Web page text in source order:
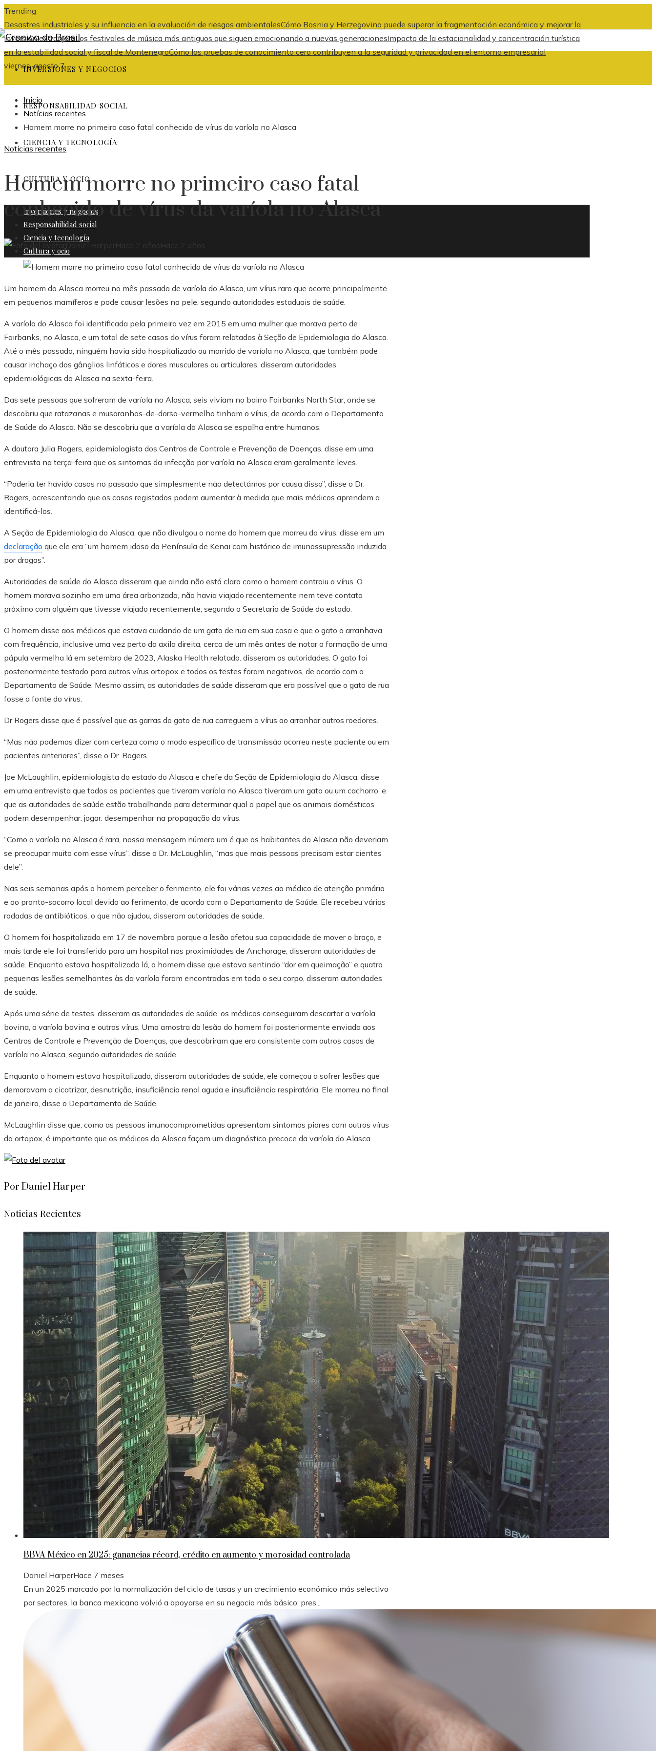
Trending
Desastres industriales y su influencia en la evaluación de riesgos ambientalesCómo Bosnia y Herzegovina puede superar la fragmentación económica y mejorar la
inversión extranjeraLos festivales de música más antiguos que siguen emocionando a nuevas generacionesImpacto de la estacionalidad y concentración turística
en la estabilidad social y fiscal de MontenegroCómo las pruebas de conocimiento cero contribuyen a la seguridad y privacidad en el entorno empresarial
viernes, agosto 7
INVERSIONES Y NEGOCIOS
RESPONSABILIDAD SOCIAL
CIENCIA Y TECNOLOGÍA
CULTURA Y OCIO
Inversiones y negocios
Responsabilidad social
Ciencia y tecnología
Cultura y ocio
Inicio
Notícias recentes
Homem morre no primeiro caso fatal conhecido de vírus da varíola no Alasca
Notícias recentes
Homem morre no primeiro caso fatal
conhecido de vírus da varíola no Alasca
Daniel Harper Hace 2 años Hace 2 años
Um homem do Alasca morreu no mês passado de varíola do Alasca, um vírus raro que ocorre principalmente
em pequenos mamíferos e pode causar lesões na pele, segundo autoridades estaduais de saúde.
A varíola do Alasca foi identificada pela primeira vez em 2015 em uma mulher que morava perto de
Fairbanks, no Alasca, e um total de sete casos do vírus foram relatados à Seção de Epidemiologia do Alasca.
Até o mês passado, ninguém havia sido hospitalizado ou morrido de varíola no Alasca, que também pode
causar inchaço dos gânglios linfáticos e dores musculares ou articulares, disseram autoridades
epidemiológicas do Alasca na sexta-feira.
Das sete pessoas que sofreram de varíola no Alasca, seis viviam no bairro Fairbanks North Star, onde se
descobriu que ratazanas e musaranhos-de-dorso-vermelho tinham o vírus, de acordo com o Departamento
de Saúde do Alasca. Não se descobriu que a varíola do Alasca se espalha entre humanos.
A doutora Julia Rogers, epidemiologista dos Centros de Controle e Prevenção de Doenças, disse em uma
entrevista na terça-feira que os sintomas da infecção por varíola no Alasca eram geralmente leves.
“Poderia ter havido casos no passado que simplesmente não detectámos por causa disso”, disse o Dr.
Rogers, acrescentando que os casos registados podem aumentar à medida que mais médicos aprendem a
identificá-los.
A Seção de Epidemiologia do Alasca, que não divulgou o nome do homem que morreu do vírus, disse em um
declaração que ele era “um homem idoso da Península de Kenai com histórico de imunossupressão induzida
por drogas”.
Autoridades de saúde do Alasca disseram que ainda não está claro como o homem contraiu o vírus. O
homem morava sozinho em uma área arborizada, não havia viajado recentemente nem teve contato
próximo com alguém que tivesse viajado recentemente, segundo a Secretaria de Saúde do estado.
O homem disse aos médicos que estava cuidando de um gato de rua em sua casa e que o gato o arranhava
com frequência, inclusive uma vez perto da axila direita, cerca de um mês antes de notar a formação de uma
pápula vermelha lá em setembro de 2023, Alaska Health relatado. disseram as autoridades. O gato foi
posteriormente testado para outros vírus ortopox e todos os testes foram negativos, de acordo com o
Departamento de Saúde. Mesmo assim, as autoridades de saúde disseram que era possível que o gato de rua
fosse a fonte do vírus.
Dr Rogers disse que é possível que as garras do gato de rua carreguem o vírus ao arranhar outros roedores.
“Mas não podemos dizer com certeza como o modo específico de transmissão ocorreu neste paciente ou em
pacientes anteriores”, disse o Dr. Rogers.
Joe McLaughlin, epidemiologista do estado do Alasca e chefe da Seção de Epidemiologia do Alasca, disse
em uma entrevista que todos os pacientes que tiveram varíola no Alasca tiveram um gato ou um cachorro, e
que as autoridades de saúde estão trabalhando para determinar qual o papel que os animais domésticos
podem desempenhar. jogar. desempenhar na propagação do vírus.
“Como a varíola no Alasca é rara, nossa mensagem número um é que os habitantes do Alasca não deveriam
se preocupar muito com esse vírus”, disse o Dr. McLaughlin, “mas que mais pessoas precisam estar cientes
dele”.
Nas seis semanas após o homem perceber o ferimento, ele foi várias vezes ao médico de atenção primária
e ao pronto-socorro local devido ao ferimento, de acordo com o Departamento de Saúde. Ele recebeu várias
rodadas de antibióticos, o que não ajudou, disseram autoridades de saúde.
O homem foi hospitalizado em 17 de novembro porque a lesão afetou sua capacidade de mover o braço, e
mais tarde ele foi transferido para um hospital nas proximidades de Anchorage, disseram autoridades de
saúde. Enquanto estava hospitalizado lá, o homem disse que estava sentindo “dor em queimação” e quatro
pequenas lesões semelhantes às da varíola foram encontradas em todo o seu corpo, disseram autoridades
de saúde.
Após uma série de testes, disseram as autoridades de saúde, os médicos conseguiram descartar a varíola
bovina, a varíola bovina e outros vírus. Uma amostra da lesão do homem foi posteriormente enviada aos
Centros de Controle e Prevenção de Doenças, que descobriram que era consistente com outros casos de
varíola no Alasca, segundo autoridades de saúde.
Enquanto o homem estava hospitalizado, disseram autoridades de saúde, ele começou a sofrer lesões que
demoravam a cicatrizar, desnutrição, insuficiência renal aguda e insuficiência respiratória. Ele morreu no final
de janeiro, disse o Departamento de Saúde.
McLaughlin disse que, como as pessoas imunocomprometidas apresentam sintomas piores com outros vírus
da ortopox, é importante que os médicos do Alasca façam um diagnóstico precoce da varíola do Alasca.
Por Daniel Harper
Noticias Recientes
BBVA México en 2025: ganancias récord, crédito en aumento y morosidad controlada
Daniel HarperHace 7 meses
En un 2025 marcado por la normalización del ciclo de tasas y un crecimiento económico más selectivo
por sectores, la banca mexicana volvió a apoyarse en su negocio más básico: pres...